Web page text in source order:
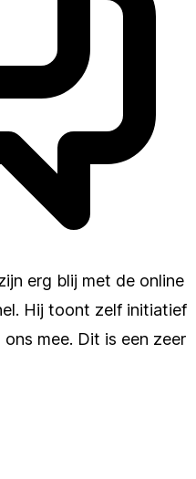
erg blij met de online
Hij toont zelf initiatief
mee. Dit is een zeer